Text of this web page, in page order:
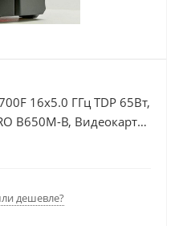
16x5.0 ГГц TDP 65Вт,
B650M-B, Видеокарта
32Gb, Диски
дешевле?